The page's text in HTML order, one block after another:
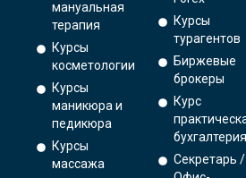
мануальная
терапия
Курсы
косметологии
Курсы
маникюра и
педикюра
Курсы
массажа
Курсы
турагентов
Биржевые
брокеры
Курс
бухгалтерия
Секретарь /